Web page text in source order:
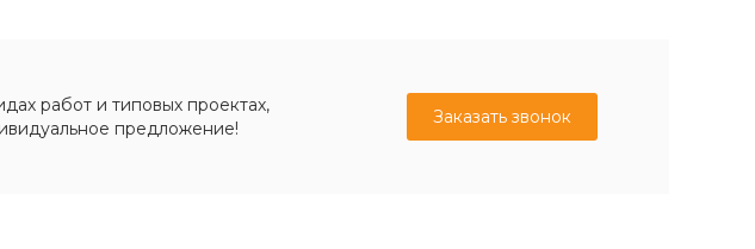
работ и типовых проектах,
предложение!
Заказать звонок